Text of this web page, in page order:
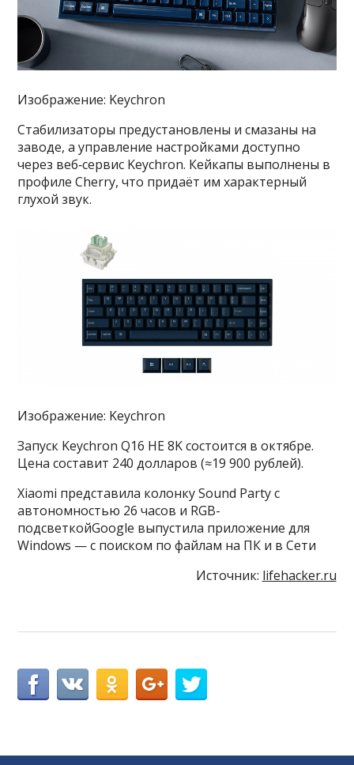
Изображение: Keychron
Стабилизаторы предустановлены и смазаны на
заводе, а управление настройками доступно
через веб‑сервис Keychron. Кейкапы выполнены в
профиле Cherry, что придаёт им характерный
глухой звук.
Изображение: Keychron
Запуск Keychron Q16 HE 8K состоится в октябре.
Цена составит 240 долларов (≈19 900 рублей).
Xiaomi представила колонку Sound Party с
автономностью 26 часов и RGB-
подсветкойGoogle выпустила приложение для
Windows — с поиском по файлам на ПК и в Сети
Источник: lifehacker.ru